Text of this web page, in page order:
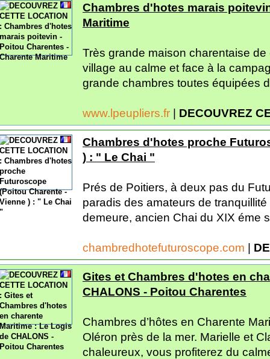
Chambres d'hotes marais
Maritime
Très grande maison charentaise
village au calme et face à la
grande chambres toutes équipées
www.lpeupliers.fr | DECOUVREZ
Chambres d'hotes proche
) : " Le Chai "
Prés de Poitiers, à deux pas du
paradis des amateurs de
demeure, ancien Chai du XIX éme
chambredhotefuturoscope.com |
Gites et Chambres d'hotes en
CHALONS - Poitou Charentes
Chambres d’hôtes en Charente
Oléron près de la mer. Marielle et
chaleureux, vous profiterez du